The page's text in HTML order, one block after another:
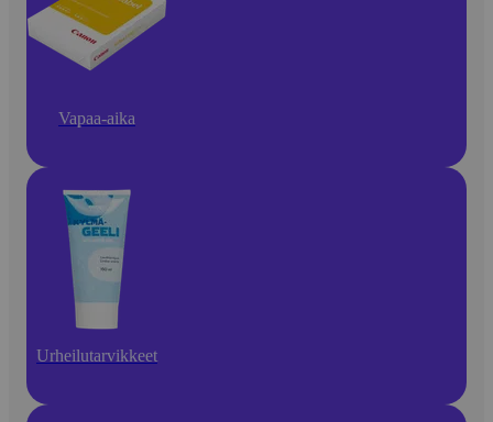
Vapaa-aika
Urheilutarvikkeet